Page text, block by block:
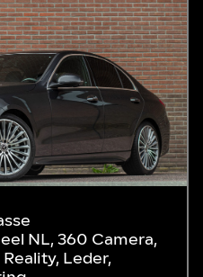
NL, 360 Camera,
Leder,